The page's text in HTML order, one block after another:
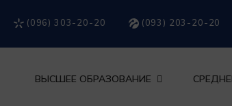
(096) 303-20-20 (093) 203-20-20
ВЫСШЕЕ ОБРАЗОВАНИЕ